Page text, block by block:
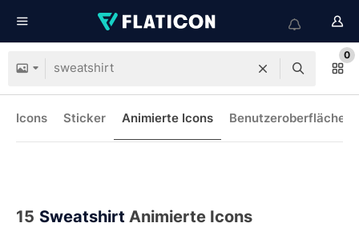
0
Icons Sticker Animierte Icons
15 Sweatshirt Animierte Icons